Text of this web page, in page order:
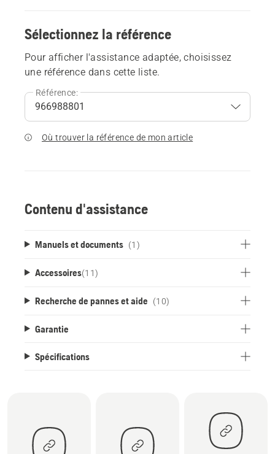
Sélectionnez la référence
Pour afficher l'assistance adaptée, choisissez
une référence dans cette liste.
Référence:
Où trouver la référence de mon article
Contenu d'assistance
Manuels et documents (1)
Accessoires(11)
Recherche de pannes et aide (10)
Garantie
Spécifications